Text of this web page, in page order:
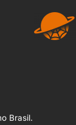
Brasil.